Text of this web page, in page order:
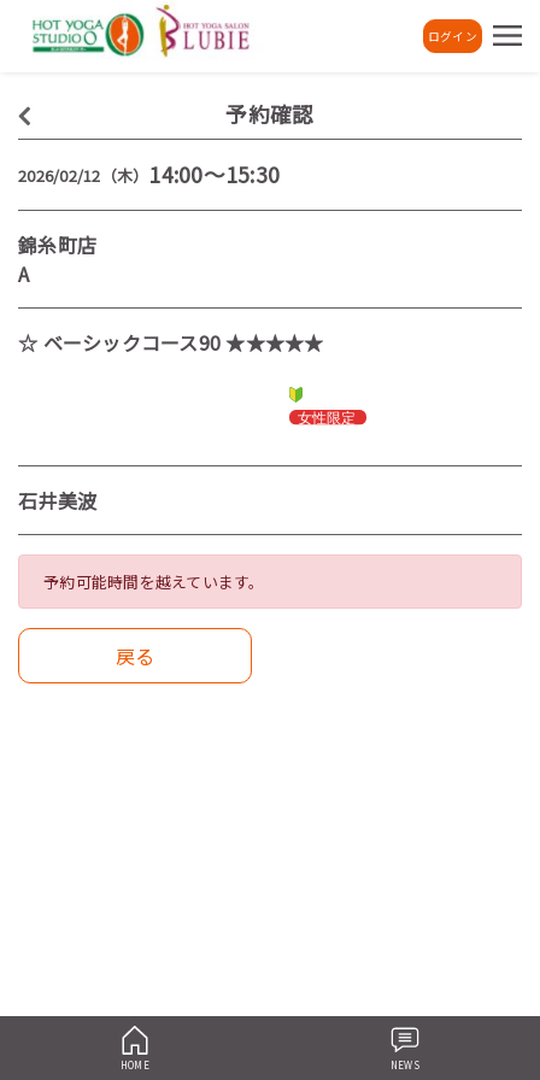
ログイン
予約確認
2026/02/12（木） 14:00～15:30
錦糸町店
A
☆ ベーシックコース90 ★★★★★
石井美波
予約可能時間を越えています。
戻る
HOME NEWS